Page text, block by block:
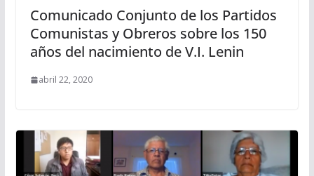
Comunicado Conjunto de los Partidos
Comunistas y Obreros sobre los 150
años del nacimiento de V.I. Lenin
abril 22, 2020